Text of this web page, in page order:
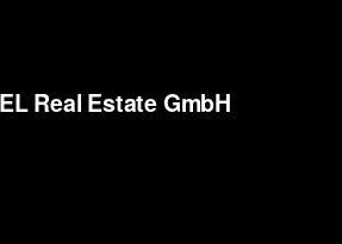
Real Estate GmbH